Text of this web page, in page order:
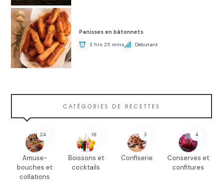
Panisses en bâtonnets
2 hrs 25 mins Débutant
CATÉGORIES DE RECETTES
24
Amuse-
bouches et
collations
18
Boissons et
cocktails
3
Confiserie
4
Conserves et
confitures